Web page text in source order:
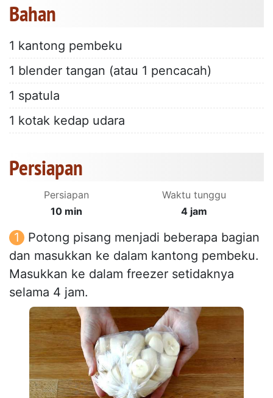
Bahan
1 kantong pembeku
1 blender tangan (atau 1 pencacah)
1 spatula
1 kotak kedap udara
Persiapan
Persiapan
10 min
Waktu tunggu
4 jam
Potong pisang menjadi beberapa bagian
dan masukkan ke dalam kantong pembeku.
Masukkan ke dalam freezer setidaknya
selama 4 jam.